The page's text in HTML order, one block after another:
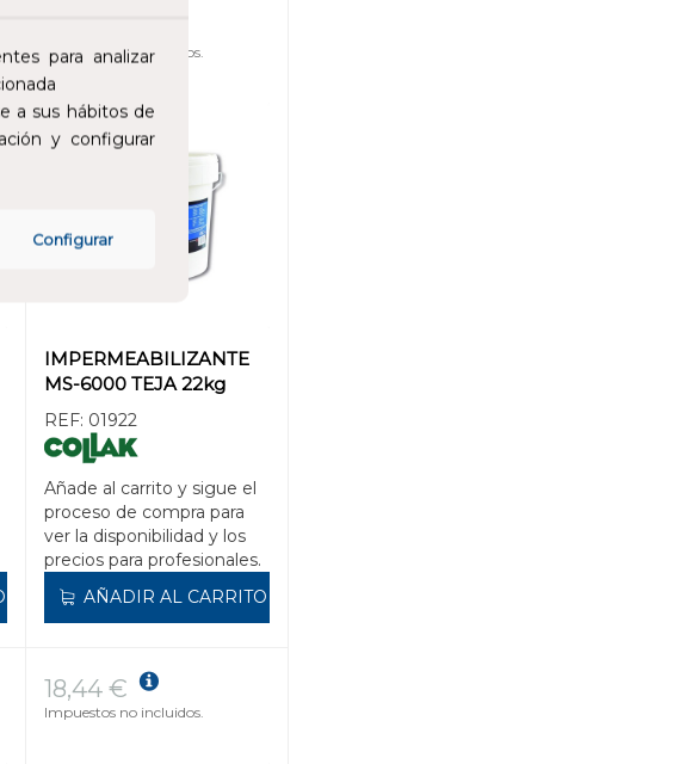
para analizar
a sus hábitos de
y configurar
Configurar
IMPERMEABILIZANTE
MS-6000 TEJA 22kg
REF: 01922
Añade al carrito y sigue el
proceso de compra para
ver la disponibilidad y los
precios para profesionales.
Impuestos no incluidos.
AÑADIR AL CARRITO
18,44 €
Impuestos no incluidos.